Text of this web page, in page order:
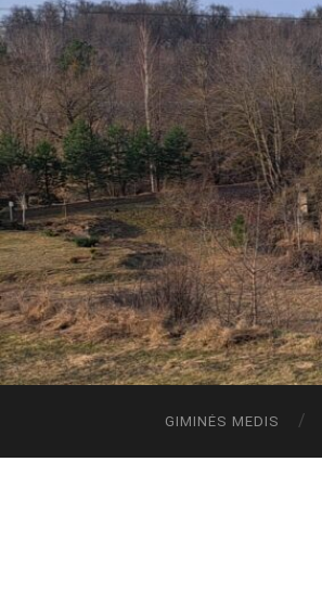
GIMINĖS MEDIS